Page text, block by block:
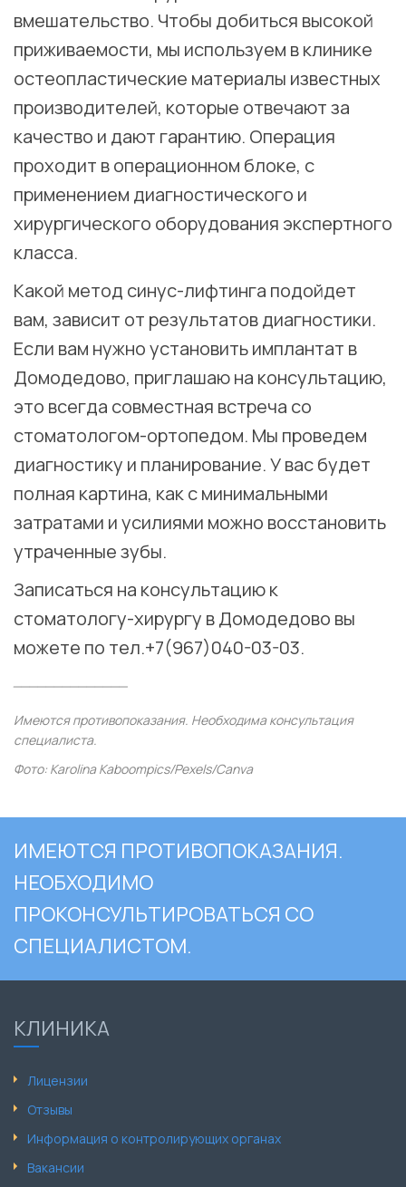
вмешательство. Чтобы добиться высокой
приживаемости, мы используем в клинике
остеопластические материалы известных
производителей, которые отвечают за
качество и дают гарантию. Операция
проходит в операционном блоке, с
применением диагностического и
хирургического оборудования экспертного
класса.
Какой метод синус-лифтинга подойдет
вам, зависит от результатов диагностики.
Если вам нужно установить имплантат в
Домодедово, приглашаю на консультацию,
это всегда совместная встреча со
стоматологом-ортопедом. Мы проведем
диагностику и планирование. У вас будет
полная картина, как с минимальными
затратами и усилиями можно восстановить
утраченные зубы. ⠀
Записаться на консультацию к
стоматологу-хирургу в Домодедово вы
можете по тел.+7(967)040-03-03.
Имеются противопоказания. Необходима консультация
специалиста.
Фото: Karolina Kaboompics/Pexels/Canva
ИМЕЮТСЯ ПРОТИВОПОКАЗАНИЯ.
НЕОБХОДИМО
ПРОКОНСУЛЬТИРОВАТЬСЯ СО
СПЕЦИАЛИСТОМ.
КЛИНИКА
Лицензии
Отзывы
Информация о контролирующих органах
Вакансии